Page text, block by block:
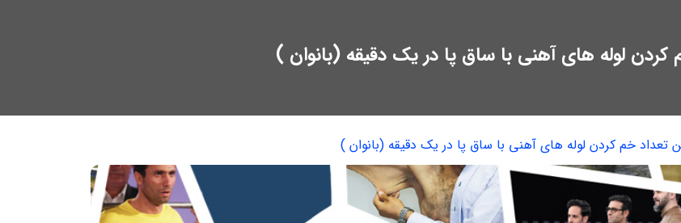
کردن لوله های آهنی با ساق پا در یک دقیقه (بانوان )
تعداد خم کردن لوله های آهنی با ساق پا در یک دقیقه (بانوان )